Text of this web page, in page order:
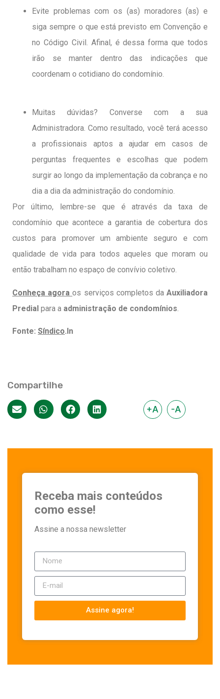
Evite problemas com os (as) moradores (as) e
siga sempre o que está previsto em Convenção e
no Código Civil. Afinal, é dessa forma que todos
irão se manter dentro das indicações que
coordenam o cotidiano do condomínio.
Muitas dúvidas? Converse com a sua
Administradora. Como resultado, você terá acesso
a profissionais aptos a ajudar em casos de
perguntas frequentes e escolhas que podem
surgir ao longo da implementação da cobrança e no
dia a dia da administração do condomínio.
Por último, lembre-se que é através da taxa de
condomínio que acontece a garantia de cobertura dos
custos para promover um ambiente seguro e com
qualidade de vida para todos aqueles que moram ou
então trabalham no espaço de convívio coletivo.
Conheça agoraos serviços completos da Auxiliadora
Predial para a administração de condomínios
Fonte: Síndico.In
Compartilhe
+A -A
Receba mais conteúdos
como esse!
Assine a nossa newsletter
Assine agora!